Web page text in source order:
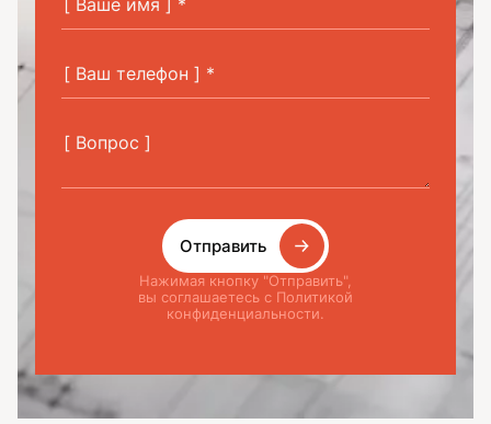
Отправить
Нажимая кнопку "Отправить",
вы соглашаетесь с Политикой
конфиденциальности.